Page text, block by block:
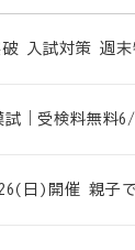
入試対策 週末
試｜受検料無料
日)開催 親子